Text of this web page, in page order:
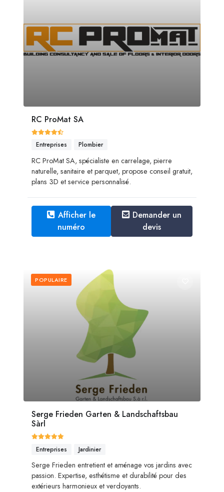
RC ProMat SA
Entreprises Plombier
RC ProMat SA, spécialiste en carrelage, pierre
naturelle, sanitaire et parquet, propose conseil gratuit,
plans 3D et service personnalisé.
Afficher le
numéro
Demander un
devis
POPULAIRE
Serge Frieden Garten & Landschaftsbau
Sàrl
Entreprises Jardinier
Serge Frieden entretient et aménage vos jardins avec
passion. Expertise, esthétisme et durabilité pour des
extérieurs harmonieux et verdoyants.